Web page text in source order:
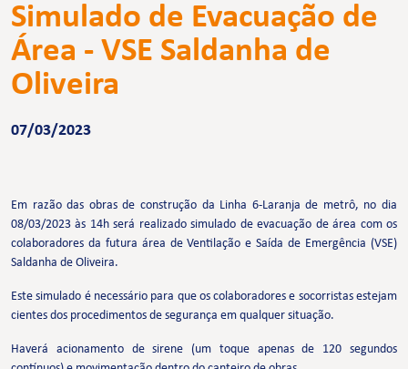
Simulado de Evacuação de
Área - VSE Saldanha de
Oliveira
07/03/2023
Em razão das obras de construção da Linha 6-Laranja de metrô, no dia
08/03/2023 às 14h será realizado simulado de evacuação de área com os
colaboradores da futura área de Ventilação e Saída de Emergência (VSE)
Saldanha de Oliveira.
Este simulado é necessário para que os colaboradores e socorristas estejam
cientes dos procedimentos de segurança em qualquer situação.
Haverá acionamento de sirene (um toque apenas de 120 segundos